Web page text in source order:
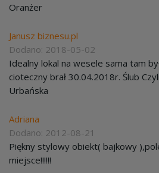
Oranżer
Janusz biznesu.pl
Dodano: 2018-05-02
Idealny lokal na wesele sama tam
cioteczny brał 30.04.2018r. Ślub
Urbańska
Adriana
Dodano: 2012-08-21
Piękny stylowy obiekt( bajkowy
miejsce!!!!!!